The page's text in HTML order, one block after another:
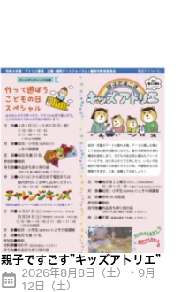
親子ですごす”キッズアトリエ”
2026年8月8日（土）・9月
12日（土）